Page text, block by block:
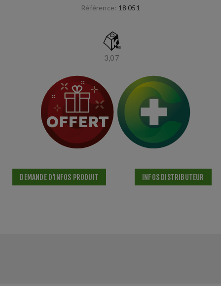
Référence: 18 051
3,07
DEMANDE D'INFOS PRODUIT INFOS DISTRIBUTEUR